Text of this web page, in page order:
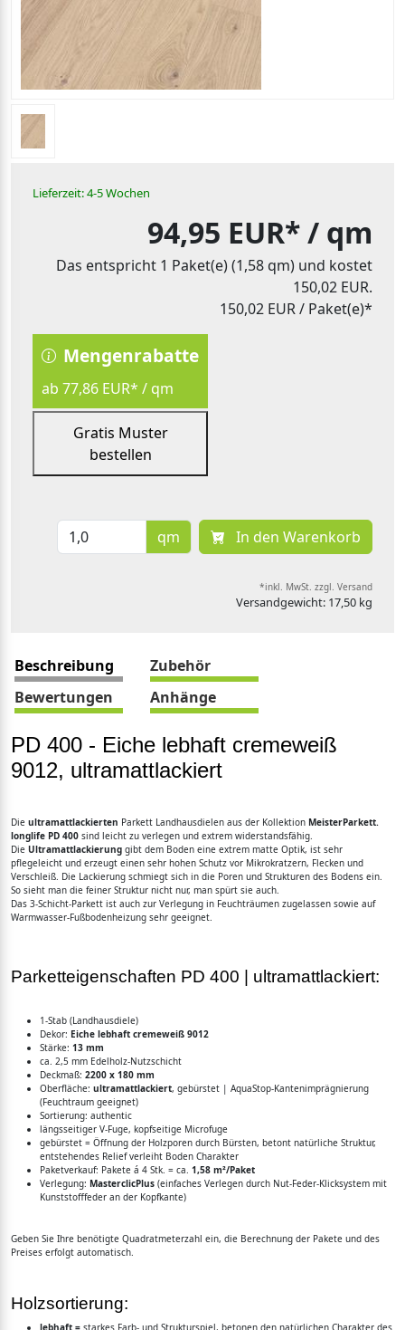
Lieferzeit: 4-5 Wochen
94,95 EUR*/ qm
Das entspricht 1 Paket(e) (1,58 qm) und kostet
150,02 EUR.
150,02 EUR/ Paket(e)*
Mengenrabatte
ab 77,86 EUR* / qm
Gratis Muster
bestellen
qm In den Warenkorb
*inkl. MwSt. zzgl. Versand
Versandgewicht: 17,50 kg
Beschreibung
Zubehör
Bewertungen
Anhänge
PD 400 - Eiche lebhaft cremeweiß
9012, ultramattlackiert
Die ultramattlackierten Parkett Landhausdielen aus der Kollektion MeisterParkett.
longlife PD 400 sind leicht zu verlegen und extrem widerstandsfähig.
Die Ultramattlackierung gibt dem Boden eine extrem matte Optik, ist sehr
pflegeleicht und erzeugt einen sehr hohen Schutz vor Mikrokratzern, Flecken und
Verschleiß. Die Lackierung schmiegt sich in die Poren und Strukturen des Bodens ein.
So sieht man die feiner Struktur nicht nur, man spürt sie auch.
Das 3-Schicht-Parkett ist auch zur Verlegung in Feuchträumen zugelassen sowie auf
Warmwasser-Fußbodenheizung sehr geeignet.
Parketteigenschaften PD 400 | ultramattlackiert:
1-Stab (Landhausdiele)
Dekor: Eiche lebhaft cremeweiß 9012
Stärke: 13 mm
ca. 2,5 mm Edelholz-Nutzschicht
Deckmaß: 2200 x 180 mm
Oberfläche: ultramattlackiert, gebürstet | AquaStop-Kantenimprägnierung
(Feuchtraum geeignet)
Sortierung: authentic
längsseitiger V-Fuge, kopfseitige Microfuge
gebürstet = Öffnung der Holzporen durch Bürsten, betont natürliche Struktur,
entstehendes Relief verleiht Boden Charakter
Paketverkauf: Pakete á 4 Stk. = ca. 1,58 m²/Paket
Verlegung: MasterclicPlus (einfaches Verlegen durch Nut-Feder-Klicksystem mit
Kunststofffeder an der Kopfkante)
Geben Sie Ihre benötigte Quadratmeterzahl ein, die Berechnung der Pakete und des
Preises erfolgt automatisch.
Holzsortierung:
lebhaft = starkes Farb- und Strukturspiel, betonen den natürlichen Charakter des